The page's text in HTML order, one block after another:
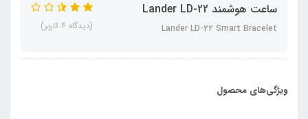
ساعت هوشمند Lander LD-22
Lander LD-22 Smart Bracelet (دیدگاه 4 کاربر)
ویژگی‌های محصول